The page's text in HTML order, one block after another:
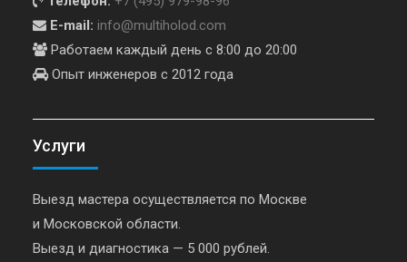
E-mail: info@multiholod.com
Работаем каждый день с 8:00 до 20:00
Опыт инженеров с 2012 года
Услуги
Выезд мастера осуществляется по Москве
и Московской области.
Выезд и диагностика — 5 000 рублей.